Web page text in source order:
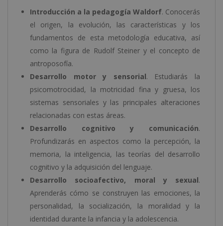
Introducción a la pedagogía Waldorf. Conocerás
el origen, la evolución, las características y los
fundamentos de esta metodología educativa, así
como la figura de Rudolf Steiner y el concepto de
antroposofía.
Desarrollo motor y sensorial. Estudiarás la
psicomotrocidad, la motricidad fina y gruesa, los
sistemas sensoriales y las principales alteraciones
relacionadas con estas áreas.
Desarrollo cognitivo y comunicación.
Profundizarás en aspectos como la percepción, la
memoria, la inteligencia, las teorías del desarrollo
cognitivo y la adquisición del lenguaje.
Desarrollo socioafectivo, moral y sexual.
Aprenderás cómo se construyen las emociones, la
personalidad, la socialización, la moralidad y la
identidad durante la infancia y la adolescencia.